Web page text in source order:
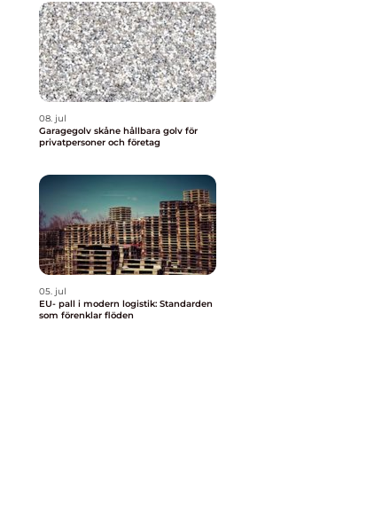
08. jul
Garagegolv skåne hållbara golv för
privatpersoner och företag
05. jul
EU- pall i modern logistik: Standarden
som förenklar flöden